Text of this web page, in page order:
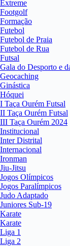
Extreme
Footgolf
Formação
Futebol
Futebol de Praia
Futebol de Rua
Futsal
Gala do Desporto e
Geocaching
Ginástica
Hóquei
I Taça Ourém Futsal
II Taça Ourém Futsal
III Taça Ourém 2024
Institucional
Inter Distrital
Internacional
Ironman
Jiu-Jitsu
Jogos Olímpicos
Jogos Paralímpicos
Judo Adaptado
Juniores Sub-19
Karate
Karate
Liga 1
Liga 2